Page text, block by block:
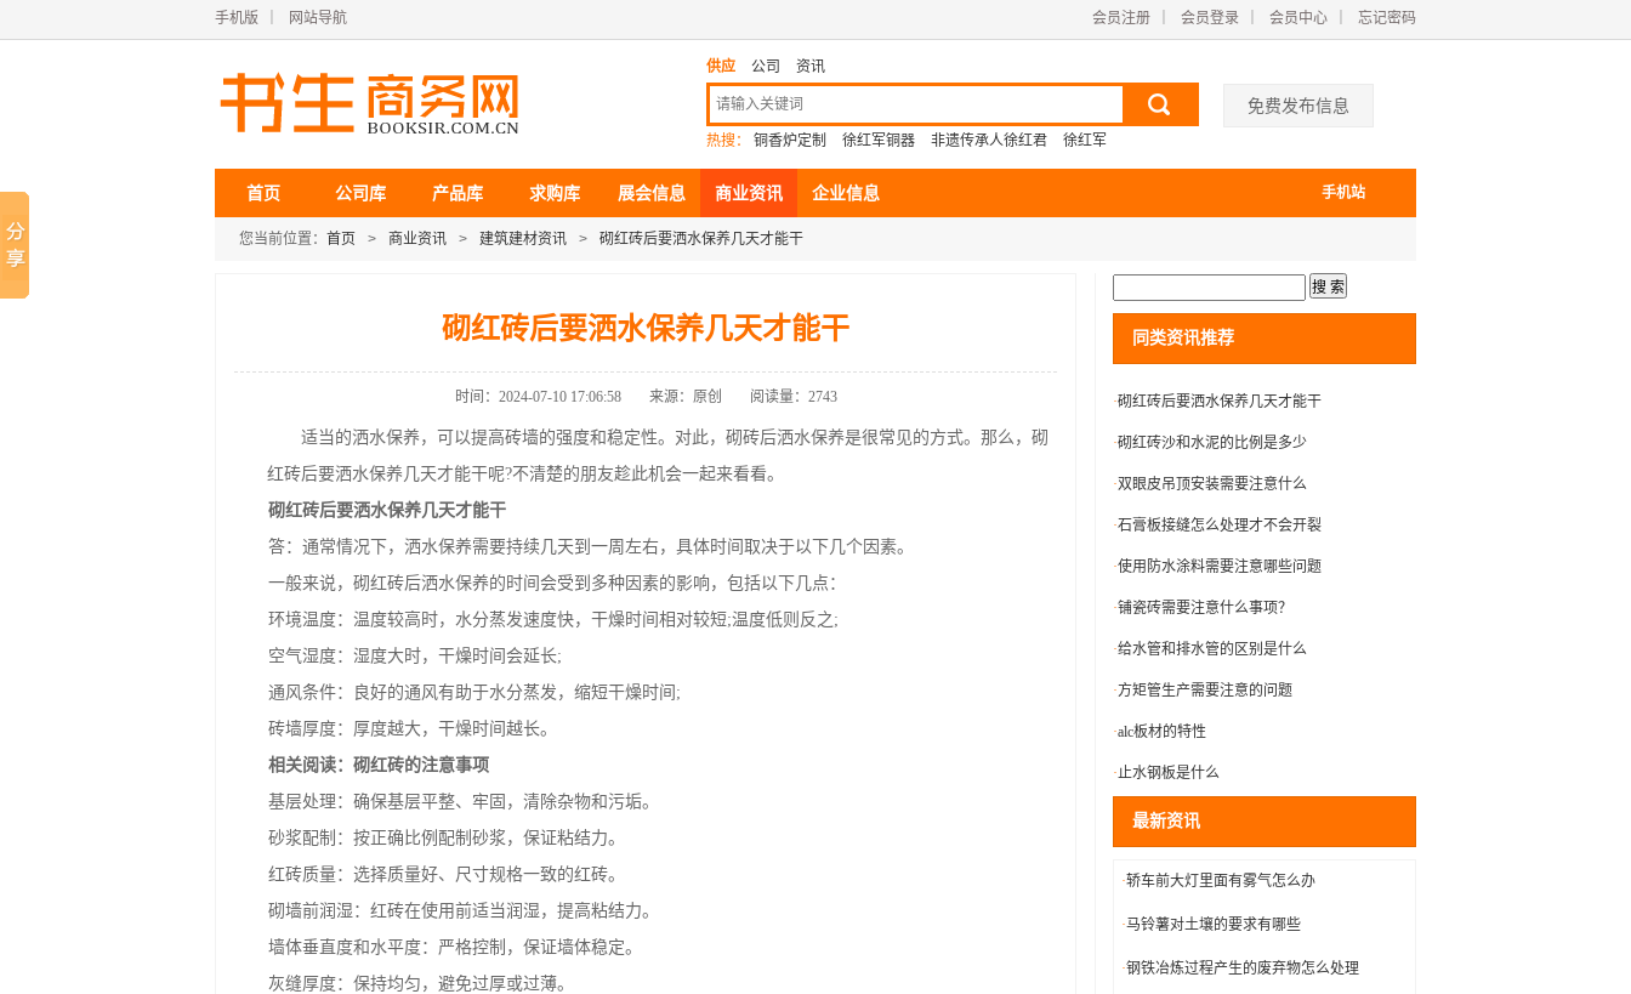
手机版 网站导航 会员注册 会员登录 会员中心 忘记密码
供应 公司 资讯
热搜： 铜香炉定制 徐红军铜器 非遗传承人徐红君 徐红军
免费发布信息
首页 公司库 产品库 求购库 展会信息 商业资讯 企业信息 手机站
您当前位置： 首页 > 商业资讯 > 建筑建材资讯 > 砌红砖后要洒水保养几天才能干
砌红砖后要洒水保养几天才能干
时间：2024-07-10 17:06:58 来源：原创 阅读量：2743
适当的洒水保养，可以提高砖墙的强度和稳定性。对此，砌砖后洒水保养是很常见的方式。那么，砌
红砖后要洒水保养几天才能干呢?不清楚的朋友趁此机会一起来看看。
砌红砖后要洒水保养几天才能干
答：通常情况下，洒水保养需要持续几天到一周左右，具体时间取决于以下几个因素。
一般来说，砌红砖后洒水保养的时间会受到多种因素的影响，包括以下几点：
环境温度：温度较高时，水分蒸发速度快，干燥时间相对较短;温度低则反之;
空气湿度：湿度大时，干燥时间会延长;
通风条件：良好的通风有助于水分蒸发，缩短干燥时间;
砖墙厚度：厚度越大，干燥时间越长。
相关阅读：砌红砖的注意事项
基层处理：确保基层平整、牢固，清除杂物和污垢。
砂浆配制：按正确比例配制砂浆，保证粘结力。
红砖质量：选择质量好、尺寸规格一致的红砖。
砌墙前润湿：红砖在使用前适当润湿，提高粘结力。
墙体垂直度和水平度：严格控制，保证墙体稳定。
灰缝厚度：保持均匀，避免过厚或过薄。
同类资讯推荐
·砌红砖后要洒水保养几天才能干
·砌红砖沙和水泥的比例是多少
·双眼皮吊顶安装需要注意什么
·石膏板接缝怎么处理才不会开裂
·使用防水涂料需要注意哪些问题
·铺瓷砖需要注意什么事项？
·给水管和排水管的区别是什么
·方矩管生产需要注意的问题
·alc板材的特性
·止水钢板是什么
最新资讯
·轿车前大灯里面有雾气怎么办
·马铃薯对土壤的要求有哪些
·钢铁冶炼过程产生的废弃物怎么处理